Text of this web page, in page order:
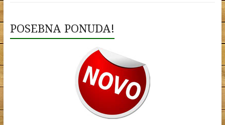
POSEBNA PONUDA!